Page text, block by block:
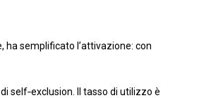
ha semplificato l’attivazione: con
self‑exclusion. Il tasso di utilizzo è